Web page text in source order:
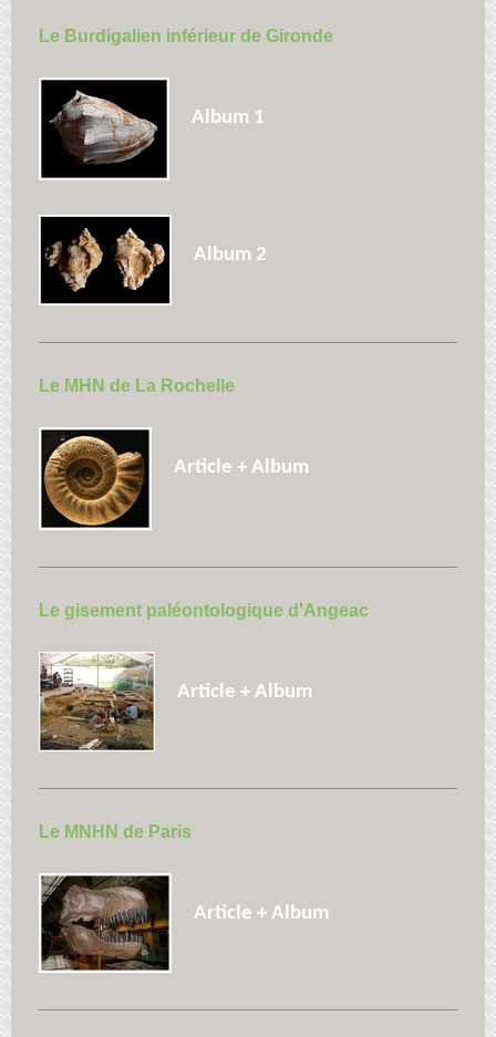
Le Burdigalien inférieur de Gironde
Album 1
Album 2
Le MHN de La Rochelle
Article + Album
Le gisement paléontologique d'Angeac
Article + Album
Le MNHN de Paris
Article + Album